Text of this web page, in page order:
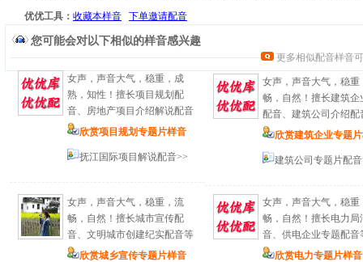
优优工具： 收藏本样音 下单邀请配音
您可能会对以下相似的样音感兴趣
更多相似配音样音可
女声，声音大气，稳重，成
熟，知性！擅长项目规划配
音、房地产项目介绍解说配音
欣赏项目规划专题片样音
抚江国际项目解说配音>>
女声，声音大气，稳重
畅，自然！擅长建筑企
配音、建筑公司介绍配
欣赏建筑企业专题
建筑公司专题片配
女声，声音大气，稳重，流
畅，自然！擅长城市宣传配
音、文明城市创建纪实配音等
欣赏城乡宣传专题片样音
女声，声音大气，稳重
畅，自然！擅长电力局
音、供电企业专题配音
欣赏电力专题片样音